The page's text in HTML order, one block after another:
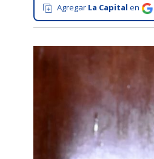
Gastronomía
Salud
Agregar La Capital en